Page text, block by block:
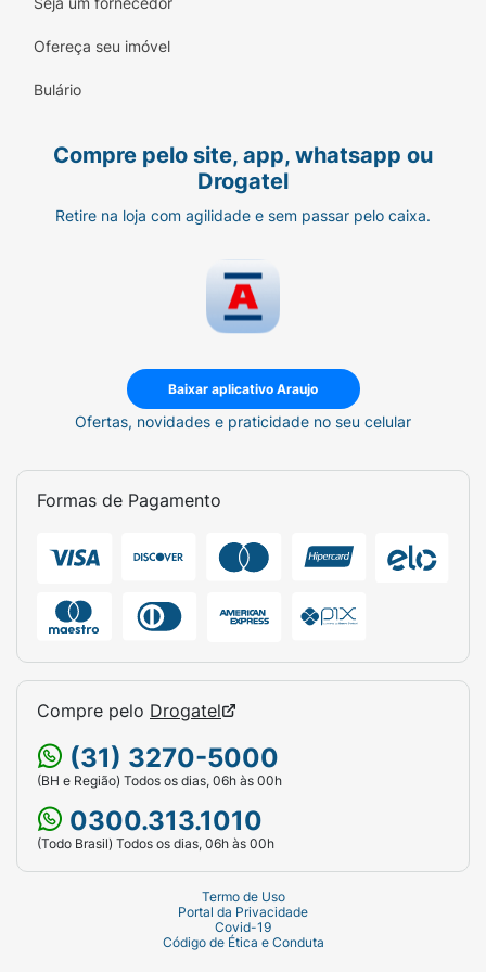
Fórmula Segura:
Modo de Uso:
Abra a etiqueta autoadesiva no local indicado
sobre a pele nas áreas desejadas. Após o uso,
feche cuidadosamente a embalagem para
manter as toalhas úmidas. Descarte a toalha
sanitário).
Ficha Técnica:
Tipo:Toalhas Umedecidas para Higiene
Quantidade Total: 160 unidades (4 pacotes
Dimensões da Toalha:
Destaques:Com Aloe Vera, Hipoalergênico,
Sem Álcool e Parabenos.
Indicação:Banho de leito e higiene corporal
geral.
Ofereça seu imóvel
Bulário
Compre pelo site, app, whatsapp ou
Drogatel
Retire na loja com agilidade e sem passar pelo caixa.
Baixar aplicativo Araujo
Ofertas, novidades e praticidade no seu celular
Formas de Pagamento
Compre pelo Drogatel
(31) 3270-5000
(BH e Região) Todos os dias, 06h às 00h
0300.313.1010
(Todo Brasil) Todos os dias, 06h às 00h
Termo de Uso
Portal da Privacidade
Covid-19
Código de Ética e Conduta